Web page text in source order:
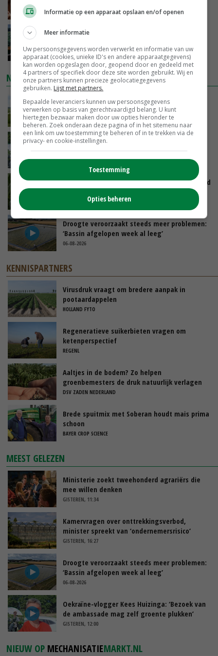
VANDAAG, 15:20
‘Cijfer jezelf niet weg en doe vooral ook waar
VANDAAG, 13:31
NIEUWSTE VIDEO'S
POAH!: John Deere 7730
VANDAAG, 10:00
Oekraïne-vlogger Kees Huizinga: ‘Bezoek van
de ambassade mag zelf groente plukken’
GISTEREN, 12:00
Limburgse mais van Frijns doet het verrassend
GISTEREN, 10:00
Droogte veroorzaakt steeds meer problemen:
‘Bassin afgelopen week al leeg’
06-08-2026
KENNISPARTNERS
Virusdruk vraagt om bredere aanpak in
pootaardappelen
HOLLAND FYTO
Regeneratieve suikerbieten vragen om
ketenperspectief
REGENL
Aaltjes in de bodem? Zo helpen
groenbemesters de druk natuurlijk verlagen
DSV ZADEN NEDERLAND
Brede spuitmix met Soberan houdt mais prima
schoon
BAYER CROP SCIENCE
MEEST GELEZEN
Ministerie zoekt tweehonderd agrariërs die
mee willen denken
GISTEREN, 11:34
Kamervragen over onttrekkingsverbod,
minister spreekt van ‘ondernemersrisico’
GISTEREN, 16:27
Droogte veroorzaakt steeds meer problemen:
‘Bassin afgelopen week al leeg’
06-08-2026
Oekraïne-vlogger Kees Huizinga: ‘Bezoek van
de ambassade mag zelf groente plukken’
GISTEREN, 12:00
NIEUW OP MECHANISATIEMARKT.NL
Informatie op een apparaat opslaan en/of openen
Meer informatie
Uw persoonsgegevens worden verwerkt en informatie van uw
apparaat (cookies, unieke ID's en andere apparaatgegevens)
kan worden opgeslagen door, geopend door en gedeeld met
4 partners of specifiek door deze site worden gebruikt. Wij en
onze partners kunnen precieze geolocatiegegevens
gebruiken. Lijst met partners.
Bepaalde leveranciers kunnen uw persoonsgegevens
verwerken op basis van gerechtvaardigd belang. U kunt
hiertegen bezwaar maken door uw opties hieronder te
beheren. Zoek onderaan deze pagina of in het sitemenu naar
een link om uw toestemming te beheren of in te trekken via de
privacy- en cookie-instellingen.
Toestemming
Opties beheren